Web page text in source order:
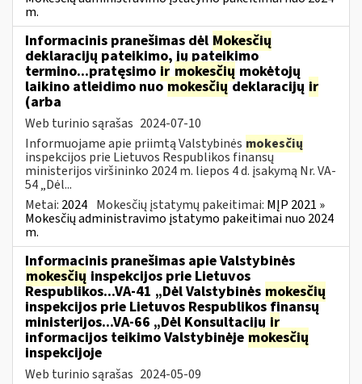
m.
Informacinis pranešimas dėl Mokesčių
deklaracijų pateikimo, jų pateikimo
termino...pratęsimo ir mokesčių mokėtojų
laikino atleidimo nuomokesčiųdeklaracijų ir
(arba
Web turinio sąrašas 2024-07-10
Informuojame apie priimtą Valstybinės mokesčių
inspekcijos prie Lietuvos Respublikos finansų
ministerijos viršininko 2024 m. liepos 4 d. įsakymą Nr. VA-
54 „Dėl...
Metai: 2024 Mokesčių įstatymų pakeitimai: MĮP 2021 »
Mokesčių administravimo įstatymo pakeitimai nuo 2024
m.
Informacinis pranešimas apie Valstybinės
mokesčių inspekcijos prie Lietuvos
Respublikos...VA-41 „Dėl Valstybinės mokesčių
inspekcijos prie Lietuvos Respublikos finansų
ministerijos...VA-66 „Dėl Konsultacijų ir
informacijos teikimo Valstybinėje mokesčių
inspekcijoje
Web turinio sąrašas 2024-05-09